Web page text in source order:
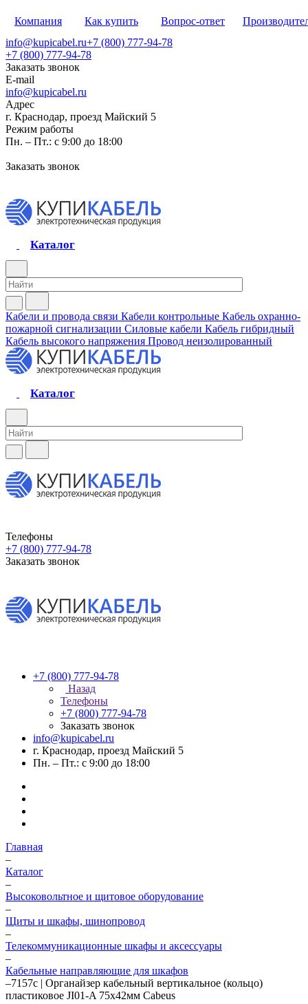
Компания Как купить Вопрос-ответ
info@kupicabel.ru+7 (800) 777-94-78
+7 (800) 777-94-78
Заказать звонок
E-mail
info@kupicabel.ru
Адрес
г. Краснодар, проезд Майский 5
Режим работы
Пн. – Пт.: с 9:00 до 18:00
Заказать звонок
Каталог
Кабели и провода связи Кабели контрольные Кабель охранно-
пожарной сигнализации Силовые кабели Кабель гибридный
Кабель высокого напряжения Провод неизолированный
Каталог
Телефоны
+7 (800) 777-94-78
Заказать звонок
+7 (800) 777-94-78
Назад
Телефоны
+7 (800) 777-94-78
Заказать звонок
info@kupicabel.ru
г. Краснодар, проезд Майский 5
Пн. – Пт.: с 9:00 до 18:00
Главная
–
Каталог
–
Высоковольтное и щитовое оборудование
–
Щиты и шкафы, шинопровод
–
Телекоммуникационные шкафы и аксессуары
–
Кабельные направляющие для шкафов
–7157c | Органайзер кабельный вертикальное (кольцо)
пластиковое JI01-A 75x42мм Cabeus